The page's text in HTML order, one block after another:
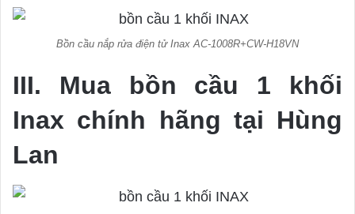
Bồn cầu nắp rửa điện tử Inax AC-1008R+CW-H18VN
III. Mua bồn cầu 1 khối
Inax chính hãng tại Hùng
Lan